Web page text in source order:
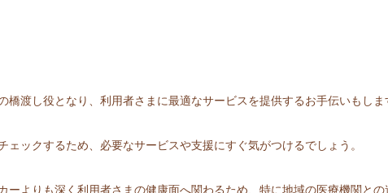
橋渡し役となり、利用者さまに最適なサービスを提供するお手伝いもしま
ェックするため、必要なサービスや支援にすぐ気がつけるでしょう。
ーよりも深く利用者さまの健康面へ関わるため、特に地域の医療機関との